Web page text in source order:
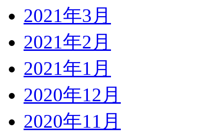
2021年3月
2021年2月
2021年1月
2020年12月
2020年11月